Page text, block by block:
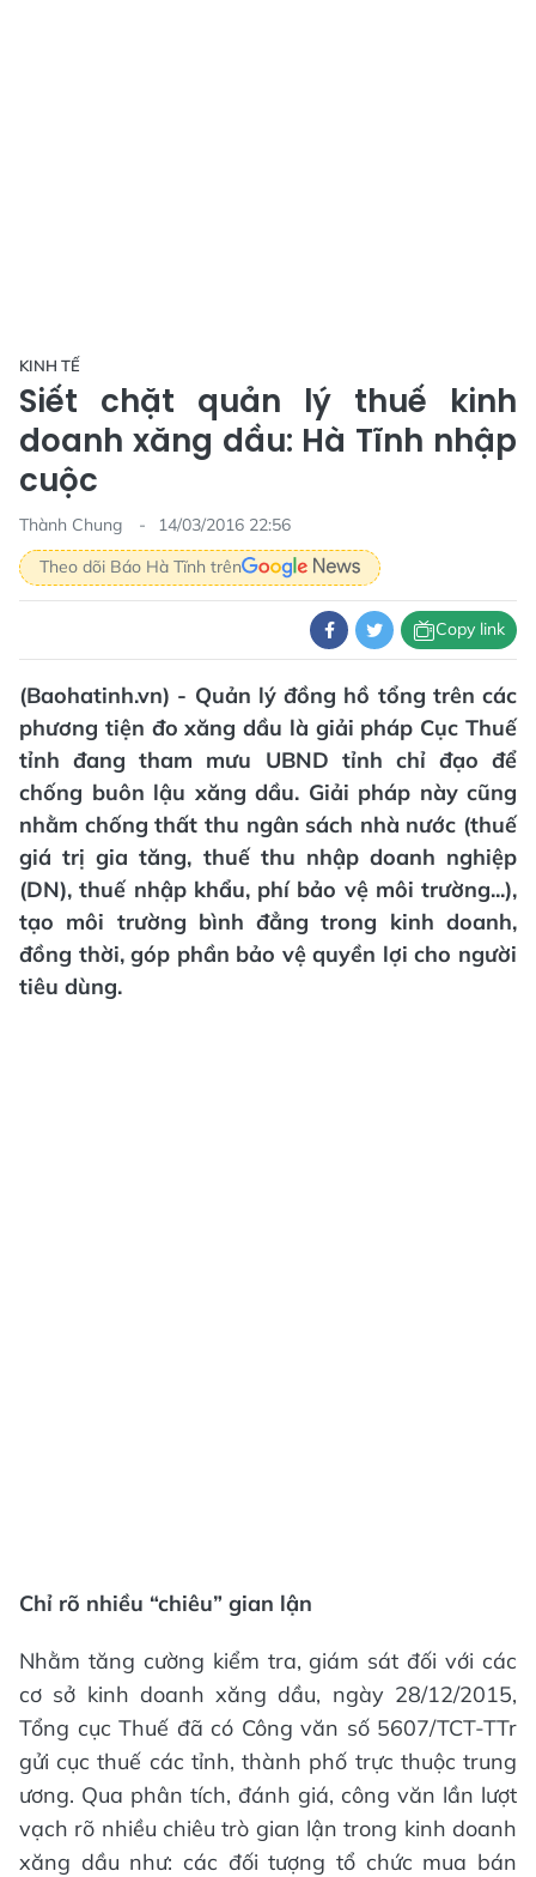
KINH TẾ
Siết chặt quản lý thuế kinh
doanh xăng dầu: Hà Tĩnh nhập
cuộc
Thành Chung
14/03/2016 22:56
Theo dõi Báo Hà Tĩnh trên
Copy link
(Baohatinh.vn) - Quản lý đồng hồ tổng trên các
phương tiện đo xăng dầu là giải pháp Cục Thuế
tỉnh đang tham mưu UBND tỉnh chỉ đạo để
chống buôn lậu xăng dầu. Giải pháp này cũng
nhằm chống thất thu ngân sách nhà nước (thuế
giá trị gia tăng, thuế thu nhập doanh nghiệp
(DN), thuế nhập khẩu, phí bảo vệ môi trường...),
tạo môi trường bình đẳng trong kinh doanh,
đồng thời, góp phần bảo vệ quyền lợi cho người
tiêu dùng.
Chỉ rõ nhiều “chiêu” gian lận
Nhằm tăng cường kiểm tra, giám sát đối với các
cơ sở kinh doanh xăng dầu, ngày 28/12/2015,
Tổng cục Thuế đã có Công văn số 5607/TCT-TTr
gửi cục thuế các tỉnh, thành phố trực thuộc trung
ương. Qua phân tích, đánh giá, công văn lần lượt
vạch rõ nhiều chiêu trò gian lận trong kinh doanh
xăng dầu như: các đối tượng tổ chức mua bán